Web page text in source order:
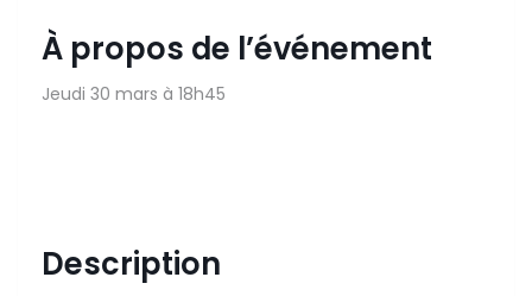
À propos de l’événement
Jeudi 30 mars à 18h45
Description